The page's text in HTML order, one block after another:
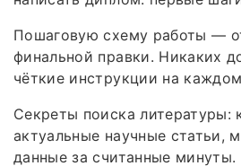
Пошаговую схему работы —
финальной правки. Никаких
чёткие инструкции на
Секреты поиска литературы:
актуальные научные статьи,
данные за считанные минуты.